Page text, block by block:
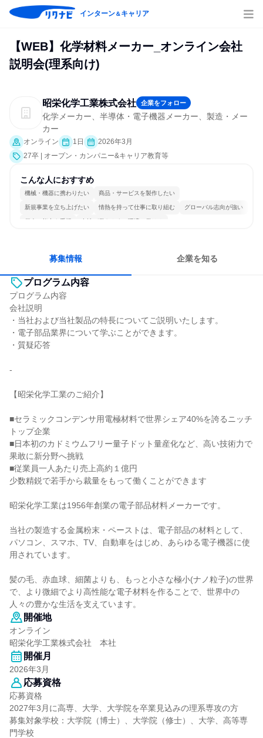
インターン＆キャリア
【WEB】化学材料メーカー_オンライン会社
説明会(理系向け)
昭栄化学工業株式会社 企業をフォロー
化学メーカー、半導体・電子機器メーカー、製造・メー
カー
オンライン 1日
2026年3月
27卒 | オープン・カンパニー&キャリア教育等
こんな人におすすめ
機械・機器に携わりたい 商品・サービスを製作したい
新規事業を立ち上げたい 情熱を持って仕事に取り組む グローバル志向が強い
個人の能力を重視 女性が働きやすい環境で働ける
募集情報 企業を知る
プログラム内容
プログラム内容
会社説明
・当社および当社製品の特長についてご説明いたします。
・電子部品業界について学ぶことができます。
・質疑応答
-
【昭栄化学工業のご紹介】
■セラミックコンデンサ用電極材料で世界シェア40%を誇るニッチ
トップ企業
■日本初のカドミウムフリー量子ドット量産化など、高い技術力で
果敢に新分野へ挑戦
■従業員一人あたり売上高約１億円
少数精鋭で若手から裁量をもって働くことができます
昭栄化学工業は1956年創業の電子部品材料メーカーです。
当社の製造する金属粉末・ペーストは、電子部品の材料として、
パソコン、スマホ、TV、自動車をはじめ、あらゆる電子機器に使
用されています。
髪の毛、赤血球、細菌よりも、もっと小さな極小(ナノ粒子)の世界
で、より微細でより高性能な電子材料を作ることで、世界中の
人々の豊かな生活を支えています。
開催地
オンライン
昭栄化学工業株式会社 本社
開催月
2026年3月
応募資格
応募資格
2027年3月に高専、大学、大学院を卒業見込みの理系専攻の方
募集対象学校：大学院（博士）、大学院（修士）、大学、高等専
門学校